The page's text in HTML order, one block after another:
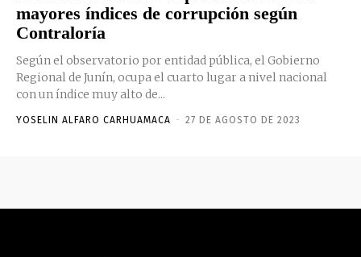
mayores índices de corrupción según
Contraloría
Según el observatorio por entidad pública, el Gobierno
Regional de Junín, ocupa el cuarto lugar a nivel nacional
con un índice muy alto de...
YOSELIN ALFARO CARHUAMACA - 27 DE AGOSTO DE 2023